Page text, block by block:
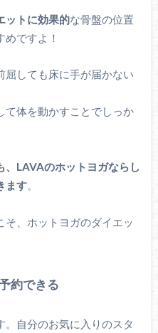
ットに効果的な骨盤の位置
ですよ！
屈しても床に手が届かない
て体を動かすことでしっか
LAVAのホットヨガならし
ます。
、ホットヨガのダイエッ
約できる
自分のお気に入りのスタ